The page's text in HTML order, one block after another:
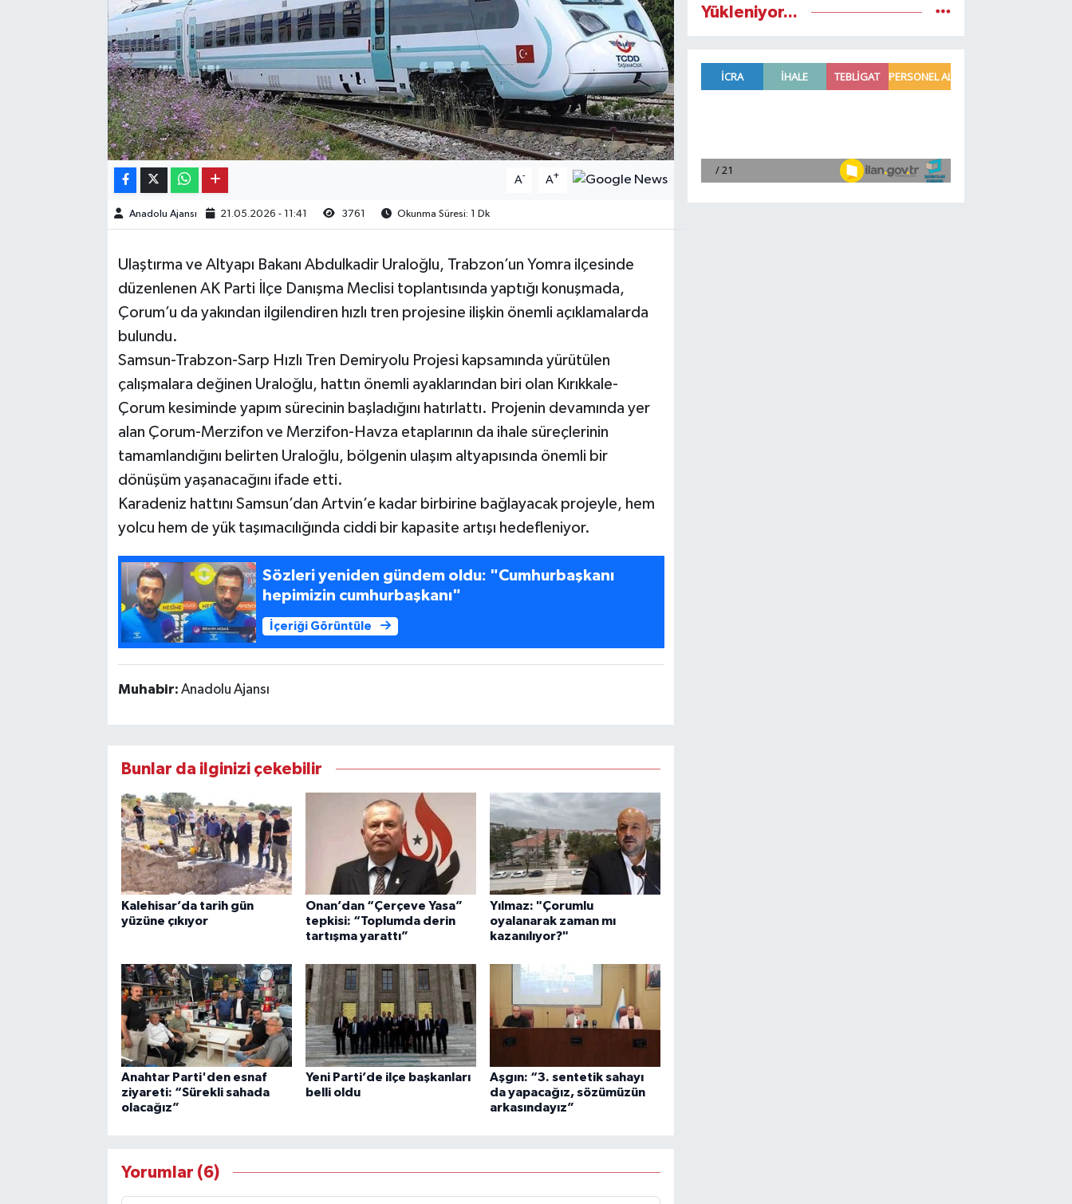
A- A+
Anadolu Ajansı 21.05.2026 - 11:41 3761 Okunma Süresi: 1 Dk
Ulaştırma ve Altyapı Bakanı Abdulkadir Uraloğlu, Trabzon’un Yomra ilçesinde
düzenlenen AK Parti İlçe Danışma Meclisi toplantısında yaptığı konuşmada,
Çorum’u da yakından ilgilendiren hızlı tren projesine ilişkin önemli açıklamalarda
bulundu.
Samsun-Trabzon-Sarp Hızlı Tren Demiryolu Projesi kapsamında yürütülen
çalışmalara değinen Uraloğlu, hattın önemli ayaklarından biri olan Kırıkkale-
Çorum kesiminde yapım sürecinin başladığını hatırlattı. Projenin devamında yer
alan Çorum-Merzifon ve Merzifon-Havza etaplarının da ihale süreçlerinin
tamamlandığını belirten Uraloğlu, bölgenin ulaşım altyapısında önemli bir
dönüşüm yaşanacağını ifade etti.
Karadeniz hattını Samsun’dan Artvin’e kadar birbirine bağlayacak projeyle, hem
yolcu hem de yük taşımacılığında ciddi bir kapasite artışı hedefleniyor.
Sözleri yeniden gündem oldu: "Cumhurbaşkanı
hepimizin cumhurbaşkanı"
İçeriği Görüntüle
Muhabir: Anadolu Ajansı
Bunlar da ilginizi çekebilir
Kalehisar’da tarih gün
yüzüne çıkıyor
Onan’dan “Çerçeve Yasa”
tepkisi: “Toplumda derin
tartışma yarattı”
Yılmaz: "Çorumlu
oyalanarak zaman mı
kazanılıyor?"
Anahtar Parti'den esnaf
ziyareti: “Sürekli sahada
olacağız”
Yeni Parti’de ilçe başkanları
belli oldu
Aşgın: “3. sentetik sahayı
da yapacağız, sözümüzün
arkasındayız”
Yorumlar (6)
Yükleniyor...
Osmancık